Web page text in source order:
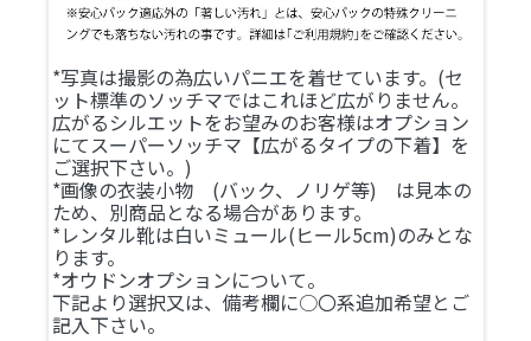
*写真は撮影の為広いパニエを着せています。(セ
ット標準のソッチマではこれほど広がりません。
広がるシルエットをお望みのお客様はオプション
にてスーパーソッチマ【広がるタイプの下着】を
ご選択下さい。)
*画像の衣装小物 (バック、ノリゲ等) は見本の
ため、別商品となる場合があります。
*レンタル靴は白いミュール(ヒール5cm)のみとな
ります。
*オウドンオプションについて。
下記より選択又は、備考欄に○〇系追加希望とご
記入下さい。